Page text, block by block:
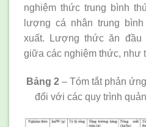
nghiệm thức trung bình
lượng cá nhân trung
xuất. Lượng thức ăn đầu
giữa các nghiệm thức, như
Bảng 2 – Tóm tắt phản
đối với các quy trình